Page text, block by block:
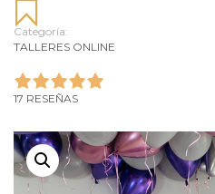
Categoría:
TALLERES ONLINE
17 RESEÑAS